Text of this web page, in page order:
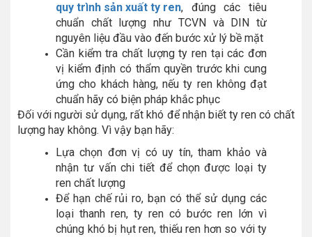
quy trình sản xuất ty ren, đúng các tiêu
chuẩn chất lượng như TCVN và DIN từ
nguyên liệu đầu vào đến bước xử lý bề mặt
Cần kiểm tra chất lượng ty ren tại các đơn
vị kiểm định có thẩm quyền trước khi cung
ứng cho khách hàng, nếu ty ren không đạt
chuẩn hãy có biện pháp khắc phục
Đối với người sử dụng, rất khó để nhận biết ty ren có chất
lượng hay không. Vì vậy bạn hãy:
Lựa chọn đơn vị có uy tín, tham khảo và
nhận tư vấn chi tiết để chọn được loại ty
ren chất lượng
Để hạn chế rủi ro, bạn có thể sử dụng các
loại thanh ren, ty ren có bước ren lớn vì
chúng khó bị hụt ren, thiếu ren hơn so với ty